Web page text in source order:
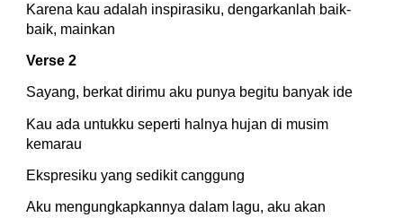
Karena kau adalah inspirasiku, dengarkanlah baik-
baik, mainkan
Verse 2
Sayang, berkat dirimu aku punya begitu banyak ide
Kau ada untukku seperti halnya hujan di musim
kemarau
Ekspresiku yang sedikit canggung
Aku mengungkapkannya dalam lagu, aku akan